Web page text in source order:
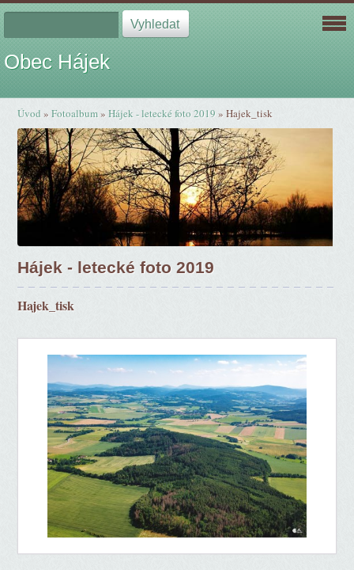
Obec Hájek
Úvod »Fotoalbum»Hájek - letecké foto 2019 »Hajek_tisk
Hájek - letecké foto 2019
Hajek_tisk